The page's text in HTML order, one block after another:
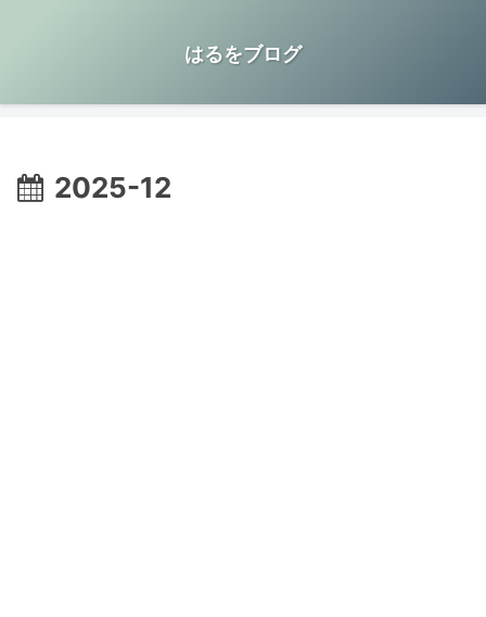
はるをブログ
2025-12